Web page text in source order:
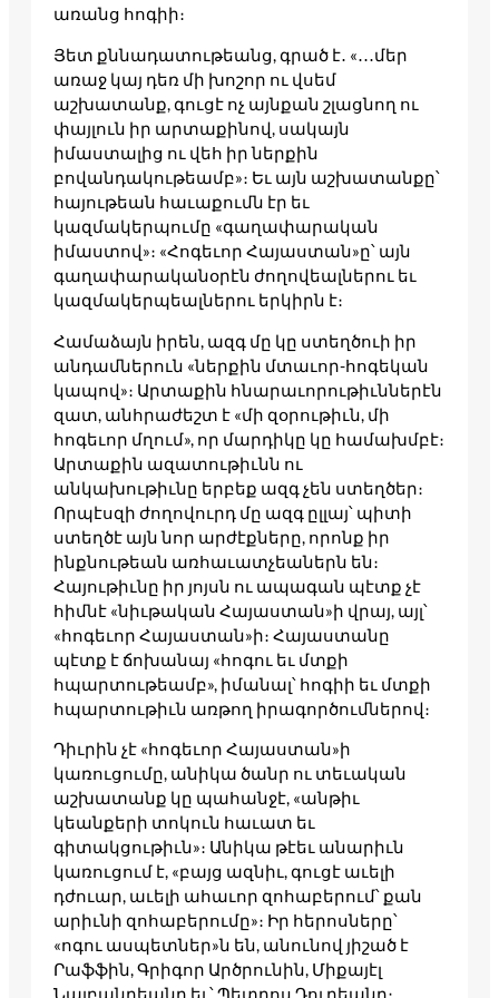
առանց հոգիի։
Յետ քննադատութեանց, գրած է․ «․․․մեր
առաջ կայ դեռ մի խոշոր ու վսեմ
աշխատանք, գուցէ ոչ այնքան շլացնող ու
փայլուն իր արտաքինով, սակայն
իմաստալից ու վեհ իր ներքին
բովանդակութեամբ»։ Եւ այն աշխատանքը՝
հայութեան հաւաքումն էր եւ
կազմակերպումը «գաղափարական
իմաստով»։ «Հոգեւոր Հայաստան»ը՝ այն
գաղափարականօրէն ժողովեալներու եւ
կազմակերպեալներու երկիրն է։
Համաձայն իրեն, ազգ մը կը ստեղծուի իր
անդամներուն «ներքին մտաւոր-հոգեկան
կապով»։ Արտաքին հնարաւորութիւններէն
զատ, անհրաժեշտ է «մի զօրութիւն, մի
հոգեւոր մղում», որ մարդիկը կը համախմբէ։
Արտաքին ազատութիւնն ու
անկախութիւնը երբեք ազգ չեն ստեղծեր։
Որպէսզի ժողովուրդ մը ազգ ըլլայ՝ պիտի
ստեղծէ այն նոր արժէքները, որոնք իր
ինքնութեան առհաւատչեաներն են։
Հայութիւնը իր յոյսն ու ապագան պէտք չէ
հիմնէ «նիւթական Հայաստան»ի վրայ, այլ՝
«հոգեւոր Հայաստան»ի։ Հայաստանը
պէտք է ճոխանայ «հոգու եւ մտքի
հպարտութեամբ», իմանալ՝ հոգիի եւ մտքի
հպարտութիւն առթող իրագործումներով։
Դիւրին չէ «հոգեւոր Հայաստան»ի
կառուցումը, անիկա ծանր ու տեւական
աշխատանք կը պահանջէ, «անթիւ
կեանքերի տոկուն հաւատ եւ
գիտակցութիւն»։ Անիկա թէեւ անարիւն
կառուցում է, «բայց ազնիւ, գուցէ աւելի
դժուար, աւելի ահաւոր զոհաբերում՝ քան
արիւնի զոհաբերումը»։ Իր հերոսները՝
«ոգու ասպետներ»ն են, անունով յիշած է
Րաֆֆին, Գրիգոր Արծրունին, Միքայէլ
Նալբանդեանը եւ՝ Պետրոս Դուրեանը։